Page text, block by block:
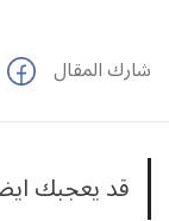
شارك المقال
قد يعجبك